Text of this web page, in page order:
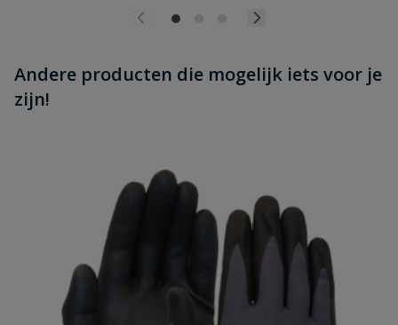
Andere producten die mogelijk iets voor je
zijn!